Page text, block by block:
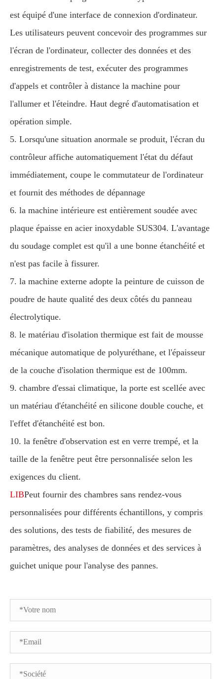
est équipé d'une interface de connexion d'ordinateur.
Les utilisateurs peuvent concevoir des programmes sur
l'écran de l'ordinateur, collecter des données et des
enregistrements de test, exécuter des programmes
d'appels et contrôler à distance la machine pour
l'allumer et l'éteindre. Haut degré d'automatisation et
opération simple.
5. Lorsqu'une situation anormale se produit, l'écran du
contrôleur affiche automatiquement l'état du défaut
immédiatement, coupe le commutateur de l'ordinateur
et fournit des méthodes de dépannage
6. la machine intérieure est entièrement soudée avec
plaque épaisse en acier inoxydable SUS304. L'avantage
du soudage complet est qu'il a une bonne étanchéité et
n'est pas facile à fissurer.
7. la machine externe adopte la peinture de cuisson de
poudre de haute qualité des deux côtés du panneau
électrolytique.
8. le matériau d'isolation thermique est fait de mousse
mécanique automatique de polyuréthane, et l'épaisseur
de la couche d'isolation thermique est de 100mm.
9. chambre d'essai climatique, la porte est scellée avec
un matériau d'étanchéité en silicone double couche, et
l'effet d'étanchéité est bon.
10. la fenêtre d'observation est en verre trempé, et la
taille de la fenêtre peut être personnalisée selon les
exigences du client.
LIBPeut fournir des chambres sans rendez-vous
personnalisées pour différents échantillons, y compris
des solutions, des tests de fiabilité, des mesures de
paramètres, des analyses de données et des services à
guichet unique pour l'analyse des pannes.